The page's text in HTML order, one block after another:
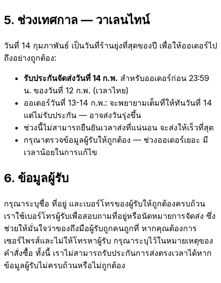
5. ช่วงเทศกาล — วาเลนไทน์
วันที่ 14 กุมภาพันธ์ เป็นวันที่ร้านยุ่งที่สุดของปี เพื่อให้ออเดอร์ไป
ถึงอย่างถูกต้อง:
รับประกันจัดส่งวันที่ 14 ก.พ. สำหรับออเดอร์ก่อน 23:59
น. ของวันที่ 12 ก.พ. (เวลาไทย)
ออเดอร์วันที่ 13-14 ก.พ.: จะพยายามเต็มที่ให้ทันวันที่ 14
แต่ไม่รับประกัน — อาจส่งวันรุ่งขึ้น
ช่วงนี้ไม่สามารถยืนยันเวลาส่งที่แน่นอน จะส่งให้เร็วที่สุด
กรุณาตรวจข้อมูลผู้รับให้ถูกต้อง — ช่วงออเดอร์เยอะ มี
เวลาน้อยในการแก้ไข
6. ข้อมูลผู้รับ
กรุณาระบุชื่อ ที่อยู่ และเบอร์โทรของผู้รับให้ถูกต้องครบถ้วน
เราใช้เบอร์โทรผู้รับเพื่อสอบถามที่อยู่หรือนัดหมายการจัดส่ง ซึ่ง
ช่วยให้มั่นใจว่าของถึงมือผู้รับถูกคนถูกที่ หากคุณต้องการ
เซอร์ไพรส์และไม่ให้โทรหาผู้รับ กรุณาระบุไว้ในหมายเหตุของ
คำสั่งซื้อ ทั้งนี้ เราไม่สามารถรับประกันการส่งตรงเวลาได้หาก
ข้อมูลผู้รับไม่ครบถ้วนหรือไม่ถูกต้อง